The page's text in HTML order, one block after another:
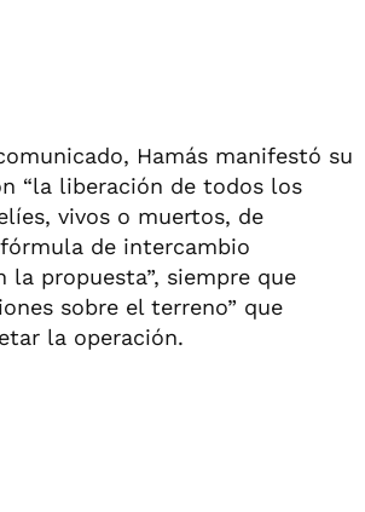
Hamás manifestó su
“la liberación de todos los
vivos o muertos, de
de intercambio
la propuesta”, siempre que
sobre el terreno” que
la operación.